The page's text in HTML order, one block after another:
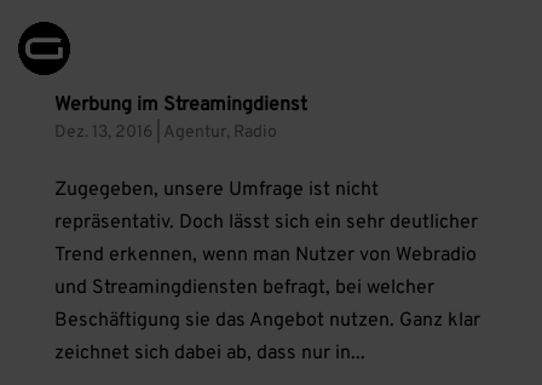
Werbung im Streamingdienst
Dez. 13, 2016 Agentur, Radio
Zugegeben, unsere Umfrage ist nicht
repräsentativ. Doch lässt sich ein sehr deutlicher
Trend erkennen, wenn man Nutzer von Webradio
und Streamingdiensten befragt, bei welcher
Beschäftigung sie das Angebot nutzen. Ganz klar
zeichnet sich dabei ab, dass nur in...